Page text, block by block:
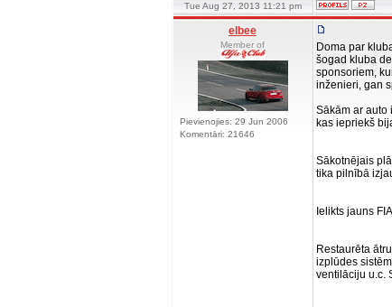
Tue Aug 27, 2013 11:21 pm
elbee
Member of
Pievienojies: 29 Jun 2006
Komentāri: 21646
Doma par
šogad kluba
sponsoriem,
inženieri, gan
Sākām ar auto
kas iepriekš
Sākotnējais
tika pilnībā
Ielikts jauns
Restaurēta
izplūdes
ventilāciju u.c.